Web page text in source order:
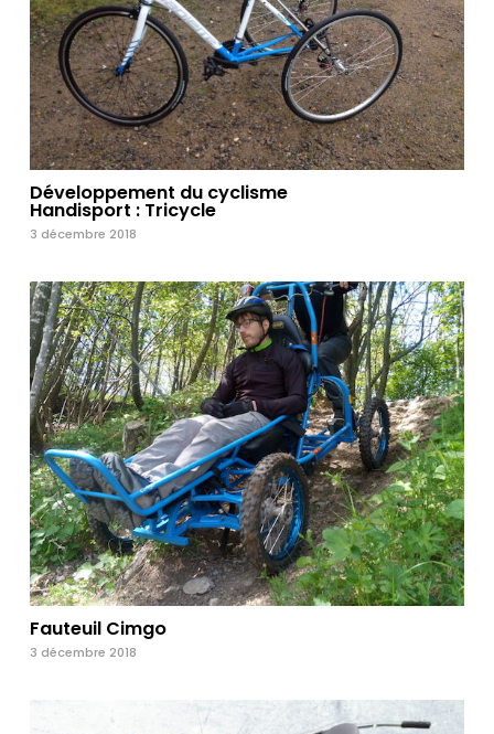
Développement du cyclisme
Handisport : Tricycle
3 décembre 2018
Fauteuil Cimgo
3 décembre 2018